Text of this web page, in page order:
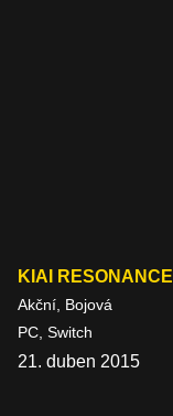
KIAI RESONANCE
Akční, Bojová
PC, Switch
21. duben 2015